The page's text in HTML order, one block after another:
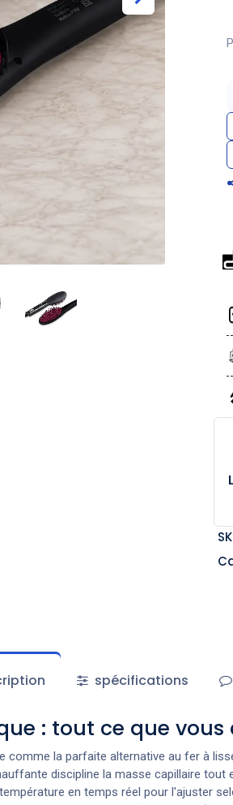
spécifications
: tout ce que vous
comme la parfaite alternative au fer à
discipline la masse capillaire
en temps réel pour l'ajuster